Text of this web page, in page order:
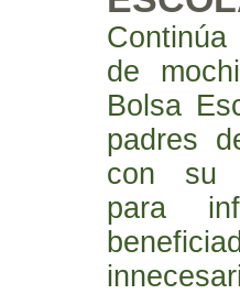
Continúa
de
Bolsa
padres
con su
para